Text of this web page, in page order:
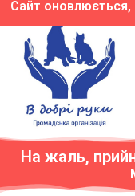
На жаль,
Сайт оновлюється,